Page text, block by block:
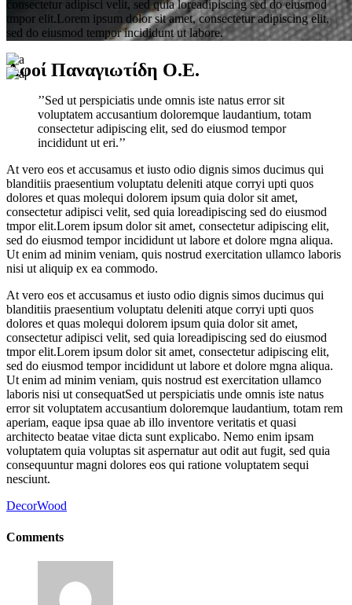
Αφοί Παναγιωτίδη Ο.Ε.
consectetur adipisci velit, sed quia loreadipiscing sed do eiusmod
tmpor elit.Lorem ipsum dolor sit amet, consectetur adipiscing elit,
sed do eiusmod tempor incididunt ut labore.
’’Sed ut perspiciatis unde omnis iste natus error sit
voluptatem accusantium doloremque laudantium, totam
consectetur adipiscing elit, sed do eiusmod tempor
incididunt ut eri.’’
At vero eos et accusamus et iusto odio dignis simos ducimus qui
blanditiis praesentium voluptatu deleniti atque corryi upti quos
dolores et quas molequi dolorem ipsum quia dolor sit amet,
consectetur adipisci velit, sed quia loreadipiscing sed do eiusmod
tmpor elit.Lorem ipsum dolor sit amet, consectetur adipiscing elit,
sed do eiusmod tempor incididunt ut labore et dolore mgna aliqua.
Ut enim ad minim veniam, quis nostrud exercitation ullamco laboris
nisi ut aliquip ex ea commodo.
At vero eos et accusamus et iusto odio dignis simos ducimus qui
blanditiis praesentium voluptatu deleniti atque corryi upti quos
dolores et quas molequi dolorem ipsum quia dolor sit amet,
consectetur adipisci velit, sed quia loreadipiscing sed do eiusmod
tmpor elit.Lorem ipsum dolor sit amet, consectetur adipiscing elit,
sed do eiusmod tempor incididunt ut labore et dolore mgna aliqua.
Ut enim ad minim veniam, quis nostrud est exercitation ullamco
laboris nisi ut consequatSed ut perspiciatis unde omnis iste natus
error sit voluptatem accusantium doloremque laudantium, totam rem
aperiam, eaque ipsa quae ab illo inventore veritatis et quasi
architecto beatae vitae dicta sunt explicabo. Nemo enim ipsam
voluptatem quia voluptas sit aspernatur aut odit aut fugit, sed quia
consequuntur magni dolores eos qui ratione voluptatem sequi
nesciunt.
DecorWood
Comments